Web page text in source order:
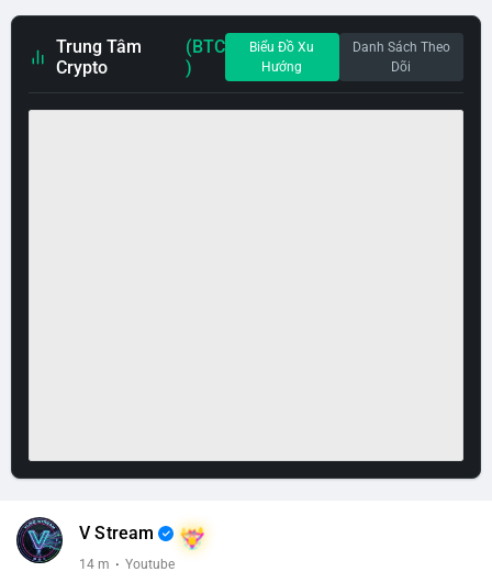
Trung Tâm
Crypto
(BTC
)
Biểu Đồ Xu
Hướng
Danh Sách Theo
Dõi
V Stream
14 m · Youtube